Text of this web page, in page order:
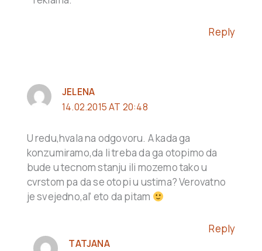
Reply
JELENA
14.02.2015 AT 20:48
U redu,hvala na odgovoru. A kada ga
konzumiramo,da li treba da ga otopimo da
bude u tecnom stanju ili mozemo tako u
cvrstom pa da se otopi u ustima? Verovatno
je svejedno,al’ eto da pitam
Reply
TATJANA